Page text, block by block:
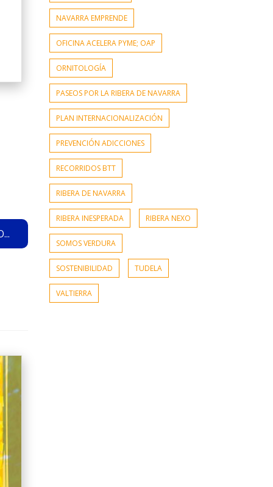
NAVARRA EMPRENDE
OFICINA ACELERA PYME; OAP
ORNITOLOGÍA
PASEOS POR LA RIBERA DE NAVARRA
PLAN INTERNACIONALIZACIÓN
PREVENCIÓN ADICCIONES
RECORRIDOS BTT
RIBERA DE NAVARRA
RIBERA INESPERADA RIBERA NEXO
SOMOS VERDURA
SOSTENIBILIDAD TUDELA
VALTIERRA